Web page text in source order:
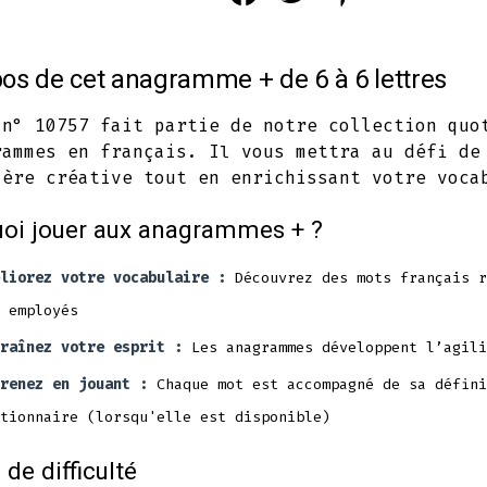
a
new
tab
a
new
tab
a
new
tab
de cet anagramme + de 6 à 6 lettres
n° 10757 fait partie de notre collection
en français. Il vous mettra au défi de
créative tout en enrichissant votre
jouer aux anagrammes + ?
votre vocabulaire : Découvrez des mots français
employés
votre esprit :
Les anagrammes développent
en jouant : Chaque mot est accompagné de sa
(lorsqu'elle est disponible)
de difficulté